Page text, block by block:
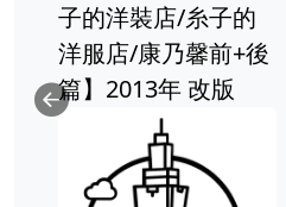
子的洋裝店/糸子的
洋服店/康乃馨前+後
篇】2013年 改版
Previous